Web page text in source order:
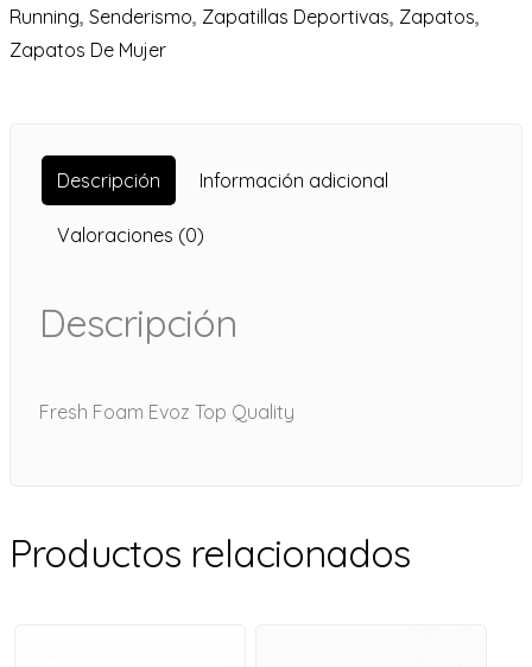
Running, Senderismo, Zapatillas Deportivas, Zapatos,
Zapatos De Mujer
Descripción Información adicional
Valoraciones (0)
Descripción
Fresh Foam Evoz Top Quality
Productos relacionados